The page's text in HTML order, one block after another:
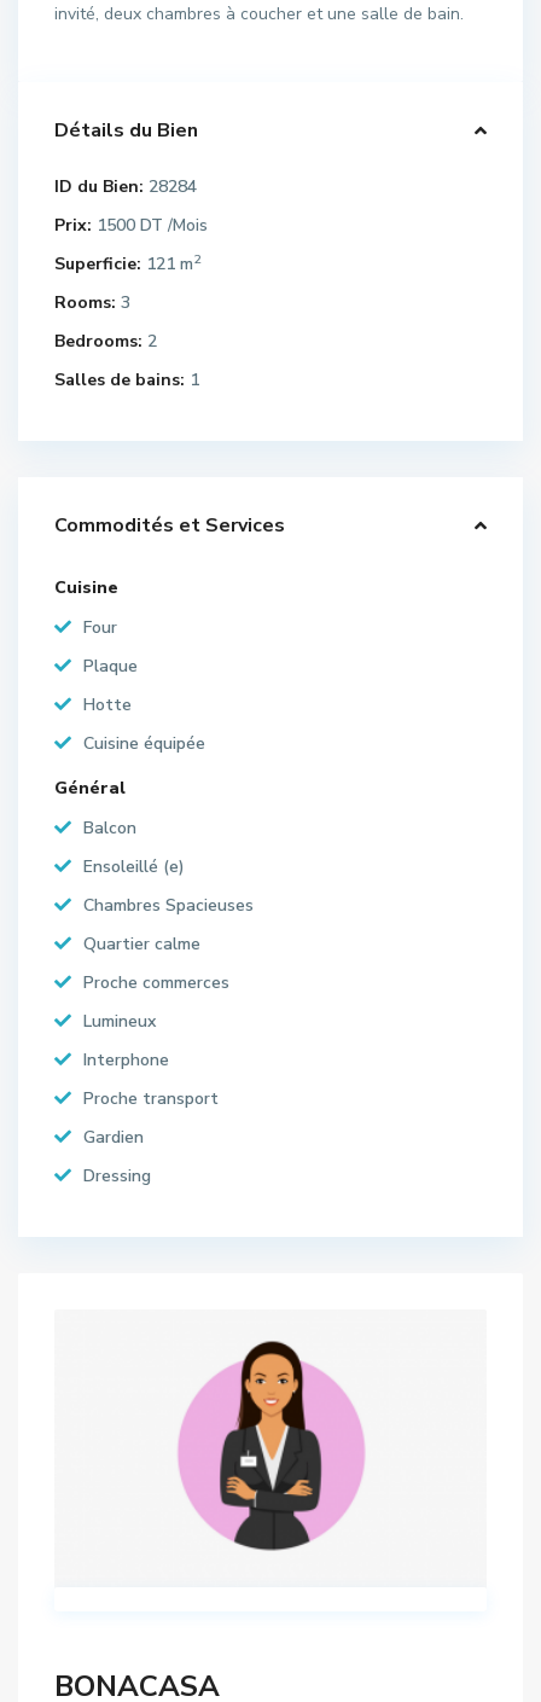
invité, deux chambres à coucher et une salle de bain.
Détails du Bien
ID du Bien: 28284
Prix: 1500 DT /Mois
Superficie: 121 m2
Rooms: 3
Bedrooms: 2
Salles de bains: 1
Commodités et Services
Cuisine
Four
Plaque
Hotte
Cuisine équipée
Général
Balcon
Ensoleillé (e)
Chambres Spacieuses
Quartier calme
Proche commerces
Lumineux
Interphone
Proche transport
Gardien
Dressing
BONACASA